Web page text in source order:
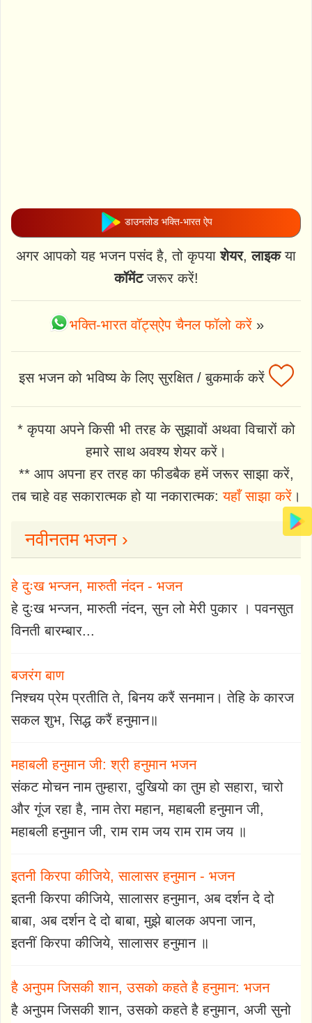
डाउनलोड भक्ति-भारत ऐप
अगर आपको यह भजन पसंद है, तो कृपयाशेयर,लाइकया
कॉमेंटजरूर करें!
भक्ति-भारत वॉट्स्ऐप चैनल फॉलो करें»
इस भजन को भविष्य के लिए सुरक्षित / बुकमार्क करें
* कृपया अपने किसी भी तरह के सुझावों अथवा विचारों को
हमारे साथ अवश्य शेयर करें।
** आप अपना हर तरह का फीडबैक हमें जरूर साझा करें,
तब चाहे वह सकारात्मक हो या नकारात्मक:यहाँ साझा करें।
नवीनतम भजन ›
हे दुःख भन्जन, मारुती नंदन - भजन
हे दुःख भन्जन, मारुती नंदन, सुन लो मेरी पुकार । पवनसुत
विनती बारम्बार...
बजरंग बाण
निश्चय प्रेम प्रतीति ते, बिनय करैं सनमान। तेहि के कारज
सकल शुभ, सिद्ध करैं हनुमान॥
महाबली हनुमान जी: श्री हनुमान भजन
संकट मोचन नाम तुम्हारा, दुखियो का तुम हो सहारा, चारो
और गूंज रहा है, नाम तेरा महान, महाबली हनुमान जी,
महाबली हनुमान जी, राम राम जय राम राम जय ॥
इतनी किरपा कीजिये, सालासर हनुमान - भजन
इतनी किरपा कीजिये, सालासर हनुमान, अब दर्शन दे दो
बाबा, अब दर्शन दे दो बाबा, मुझे बालक अपना जान,
इतनीं किरपा कीजिये, सालासर हनुमान ॥
है अनुपम जिसकी शान, उसको कहते है हनुमान: भजन
है अनुपम जिसकी शान, उसको कहते है हनुमान, अजी सुनो